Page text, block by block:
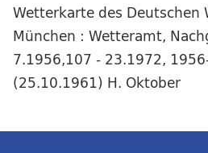
Wetterkarte des Deutschen
München : Wetteramt,
7.1956,107 - 23.1972,
(25.10.1961) H. Oktober